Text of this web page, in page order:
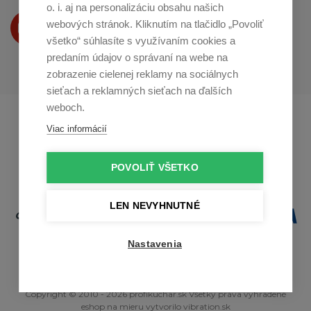
o. i. aj na personalizáciu obsahu našich
webových stránok. Kliknutím na tlačidlo „Povoliť
všetko“ súhlasíte s využívaním cookies a
predaním údajov o správaní na webe na
zobrazenie cielenej reklamy na sociálnych
sieťach a reklamných sieťach na ďalších
weboch.
Viac informácií
POVOLIŤ VŠETKO
LEN NEVYHNUTNÉ
Nastavenia
Produkty Vám predstavujeme
na Youtube
Profikuchař.cz
Copyright © 2010 - 2026 profikuchar.sk Všetky práva vyhradené
eshop na mieru vytvorilo vibration.sk